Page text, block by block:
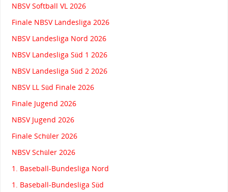
NBSV Softball VL 2026
Finale NBSV Landesliga 2026
NBSV Landesliga Nord 2026
NBSV Landesliga Süd 1 2026
NBSV Landesliga Süd 2 2026
NBSV LL Süd Finale 2026
Finale Jugend 2026
NBSV Jugend 2026
Finale Schüler 2026
NBSV Schüler 2026
1. Baseball-Bundesliga Nord
1. Baseball-Bundesliga Süd